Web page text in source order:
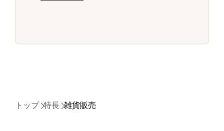
トップ 特長 雑貨販売